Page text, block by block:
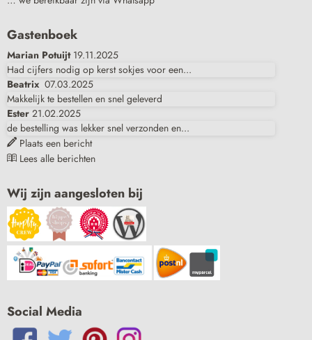
Gastenboek
Marian Potuijt 19.11.2025
Had cijfers nodig op kerst sokjes voor een...
Beatrix 07.03.2025
Makkelijk te bestellen en snel geleverd
Ester 21.02.2025
de bestelling was lekker snel verzonden en...
Plaats een bericht
Lees alle berichten
Wij zijn aangesloten bij
Social Media